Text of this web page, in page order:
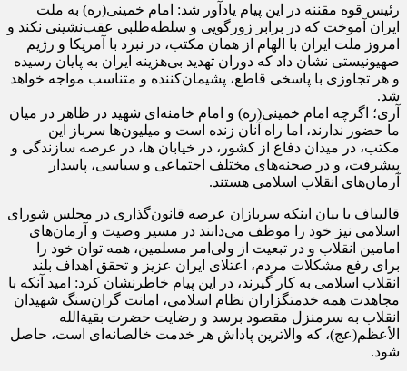
رئیس قوه مقننه در این پیام یادآور شد: امام خمینی(ره) به ملت
ایران آموخت که در برابر زورگویی و سلطه‌طلبی عقب‌نشینی نکند و
امروز ملت ایران با الهام از همان مکتب، در نبرد با آمریکا و رژیم
صهیونیستی نشان داد که دوران تهدید بی‌هزینه ایران به پایان رسیده
و هر تجاوزی با پاسخی قاطع، پشیمان‌کننده و متناسب مواجه خواهد
شد.
آری؛ اگرچه امام خمینی(ره) و امام خامنه‌ای شهید در ظاهر در میان
ما حضور ندارند، اما راه آنان زنده است و میلیون‌ها سرباز این
مکتب، در میدان دفاع از کشور، در خیابان ها، در عرصه سازندگی و
پیشرفت، و در صحنه‌های مختلف اجتماعی و سیاسی، پاسدار
آرمان‌های انقلاب اسلامی هستند.
قالیباف با بیان اینکه سربازان عرصه قانون‌گذاری در مجلس شورای
اسلامی نیز خود را موظف می‌دانند در مسیر وصیت و آرمان‌های
امامین انقلاب و در تبعیت از ولی‌امر مسلمین، همه توان خود را
برای رفع مشکلات مردم، اعتلای ایران عزیز و تحقق اهداف بلند
انقلاب اسلامی به کار گیرند، در این پیام خاطرنشان کرد: امید آنکه با
مجاهدت همه خدمتگزاران نظام اسلامی، امانت گران‌سنگ شهیدان
انقلاب به سرمنزل مقصود برسد و رضایت حضرت بقیةالله
الأعظم(عج)، که والاترین پاداش هر خدمت خالصانه‌ای است، حاصل
شود.